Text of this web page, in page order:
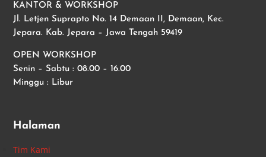
KANTOR & WORKSHOP
Jl. Letjen Suprapto No. 14 Demaan II, Demaan, Kec.
Jepara. Kab. Jepara – Jawa Tengah 59419
OPEN WORKSHOP
Senin – Sabtu : 08.00 – 16.00
Minggu : Libur
Halaman
Tim Kami